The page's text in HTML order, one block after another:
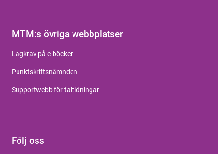
MTM:s övriga webbplatser
Lagkrav på e-böcker
Punktskriftsnämnden
Supportwebb för taltidningar
Följ oss